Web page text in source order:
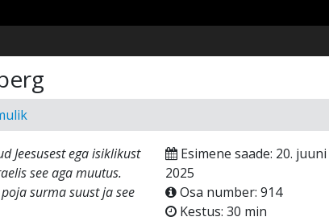
Jeesusest ega isiklikust
see aga muutus.
surma suust ja see
Esimene saade: 20. juuni
2025
Osa number: 914
Kestus: 30 min